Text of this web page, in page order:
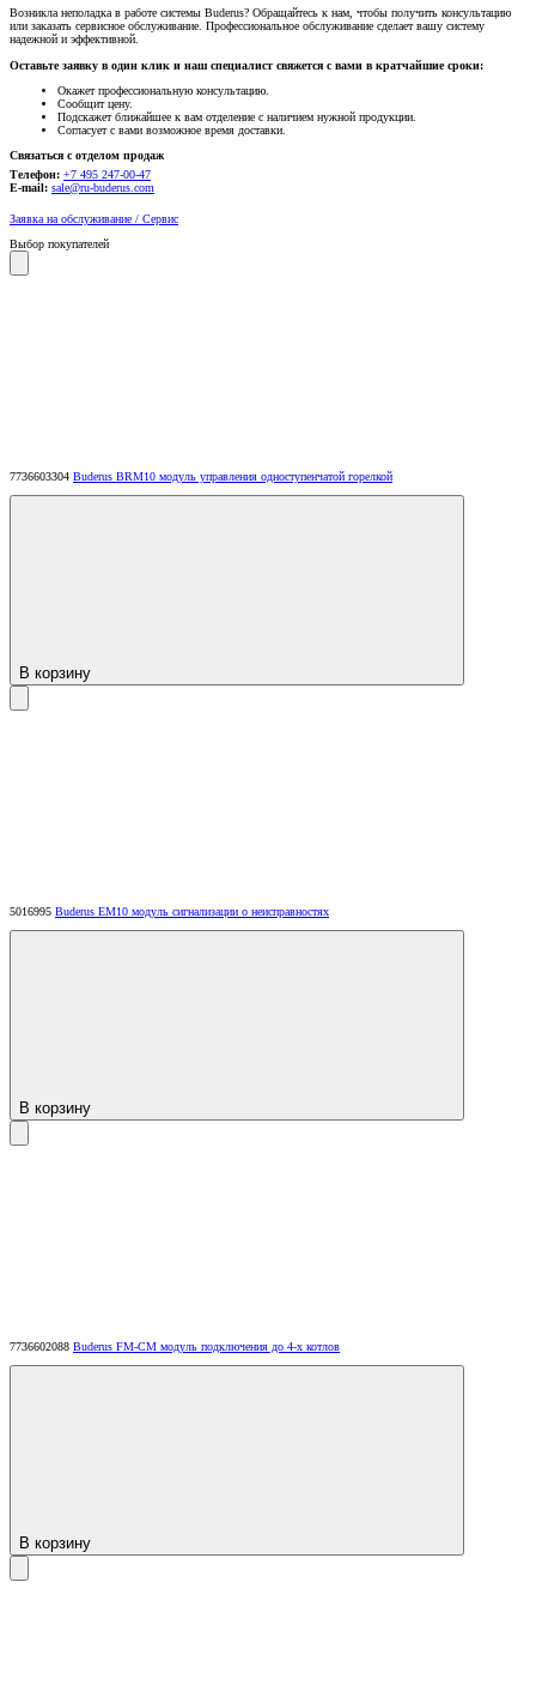
Возникла неполадка в работе системы Buderus? Обращайтесь к нам, чтобы получить консультацию
или заказать сервисное обслуживание. Профессиональное обслуживание сделает вашу систему
надежной и эффективной.
Оставьте заявку в один клик и наш специалист свяжется с вами в кратчайшие сроки:
Окажет профессиональную консультацию.
Сообщит цену.
Подскажет ближайшее к вам отделение с наличием нужной продукции.
Согласует с вами возможное время доставки.
Связаться с отделом продаж
Телефон: +7 495 247-00-47
E-mail: sale@ru-buderus.com
Заявка на обслуживание / Сервис
Выбор покупателей
7736603304 Buderus BRM10 модуль управления одноступенчатой горелкой
В корзину
5016995 Buderus EM10 модуль сигнализации о неисправностях
В корзину
7736602088 Buderus FM-CM модуль подключения до 4-х котлов
В корзину